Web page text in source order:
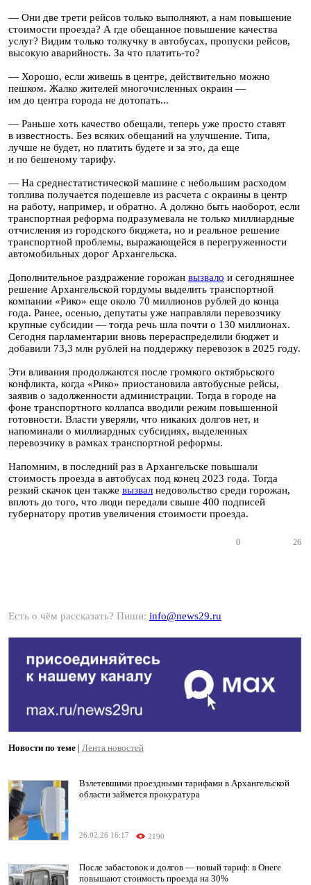
— Они две трети рейсов только выполняют, а нам повышение
стоимости проезда? А где обещанное повышение качества
услуг? Видим только толкучку в автобусах, пропуски рейсов,
высокую аварийность. За что платить-то?
— Хорошо, если живешь в центре, действительно можно
пешком. Жалко жителей многочисленных окраин —
им до центра города не дотопать...
— Раньше хоть качество обещали, теперь уже просто ставят
в известность. Без всяких обещаний на улучшение. Типа,
лучше не будет, но платить будете и за это, да еще
и по бешеному тарифу.
— На среднестатистической машине с небольшим расходом
топлива получается подешевле из расчета с окраины в центр
на работу, например, и обратно. А должно быть наоборот, если
транспортная реформа подразумевала не только миллиардные
отчисления из городского бюджета, но и реальное решение
транспортной проблемы, выражающейся в перегруженности
автомобильных дорог Архангельска.
Дополнительное раздражение горожан вызвало и сегодняшнее
решение Архангельской гордумы выделить транспортной
компании «Рико» еще около 70 миллионов рублей до конца
года. Ранее, осенью, депутаты уже направляли перевозчику
крупные субсидии — тогда речь шла почти о 130 миллионах.
Сегодня парламентарии вновь перераспределили бюджет и
добавили 73,3 млн рублей на поддержку перевозок в 2025 году.
Эти вливания продолжаются после громкого октябрьского
конфликта, когда «Рико» приостановила автобусные рейсы,
заявив о задолженности администрации. Тогда в городе на
фоне транспортного коллапса вводили режим повышенной
готовности. Власти уверяли, что никаких долгов нет, и
напоминали о миллиардных субсидиях, выделенных
перевозчику в рамках транспортной реформы.
Напомним, в последний раз в Архангельске повышали
стоимость проезда в автобусах под конец 2023 года. Тогда
резкий скачок цен также вызвал недовольство среди горожан,
вплоть до того, что люди передали свыше 400 подписей
губернатору против увеличения стоимости проезда.
0 26
Есть о чём рассказать? Пиши: info@news29.ru
Новости по теме | Лента новостей
Взлетевшими проездными тарифами в Архангельской
области займется прокуратура
26.02.26 16:17 2190
После забастовок и долгов — новый тариф: в Онеге
повышают стоимость проезда на 30%